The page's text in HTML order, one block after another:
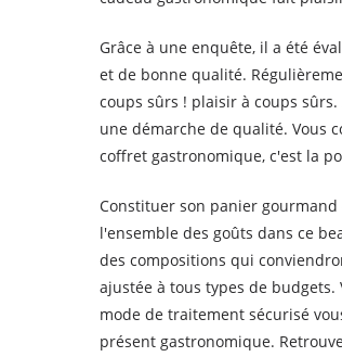
Grâce à une enquête, il a été
et de bonne qualité.
coups sûrs ! plaisir à coups
une démarche de qualité. Vous
coffret gastronomique, c'est la
Constituer son panier
l'ensemble des goûts dans ce
des compositions qui
ajustée à tous types de
mode de traitement sécurisé
présent gastronomique.